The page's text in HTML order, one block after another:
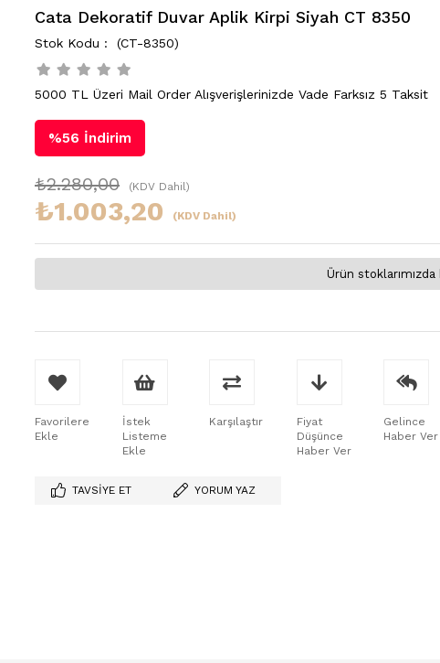
Cata Dekoratif Duvar Aplik Kirpi Siyah CT 8350
(CT-8350)
5000 TL Üzeri Mail Order Alışverişlerinizde Vade Farksız 5 Taksit
%56 İndirim
₺2.280,00 (KDV Dahil)
₺1.003,20 (KDV Dahil)
Ürün stoklarımızda
Favorilere
Ekle
İstek
Listeme
Ekle
Karşılaştır
Fiyat
Düşünce
Haber Ver
Gelince
Haber Ver
TAVSIYE ET YORUM YAZ